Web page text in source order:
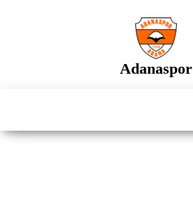
Adanaspor